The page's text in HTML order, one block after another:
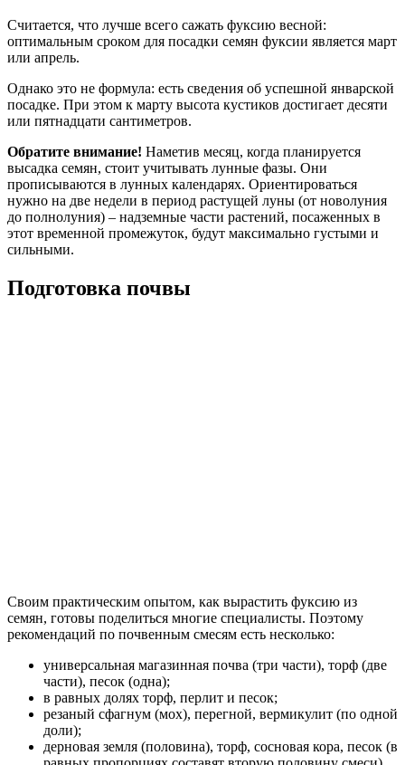
Считается, что лучше всего сажать фуксию весной:
оптимальным сроком для посадки семян фуксии является март
или апрель.
Однако это не формула: есть сведения об успешной январской
посадке. При этом к марту высота кустиков достигает десяти
или пятнадцати сантиметров.
Обратите внимание! Наметив месяц, когда планируется
высадка семян, стоит учитывать лунные фазы. Они
прописываются в лунных календарях. Ориентироваться
нужно на две недели в период растущей луны (от новолуния
до полнолуния) – надземные части растений, посаженных в
этот временной промежуток, будут максимально густыми и
сильными.
Подготовка почвы
Своим практическим опытом, как вырастить фуксию из
семян, готовы поделиться многие специалисты. Поэтому
рекомендаций по почвенным смесям есть несколько:
универсальная магазинная почва (три части), торф (две
части), песок (одна);
в равных долях торф, перлит и песок;
резаный сфагнум (мох), перегной, вермикулит (по одной
доли);
дерновая земля (половина), торф, сосновая кора, песок (в